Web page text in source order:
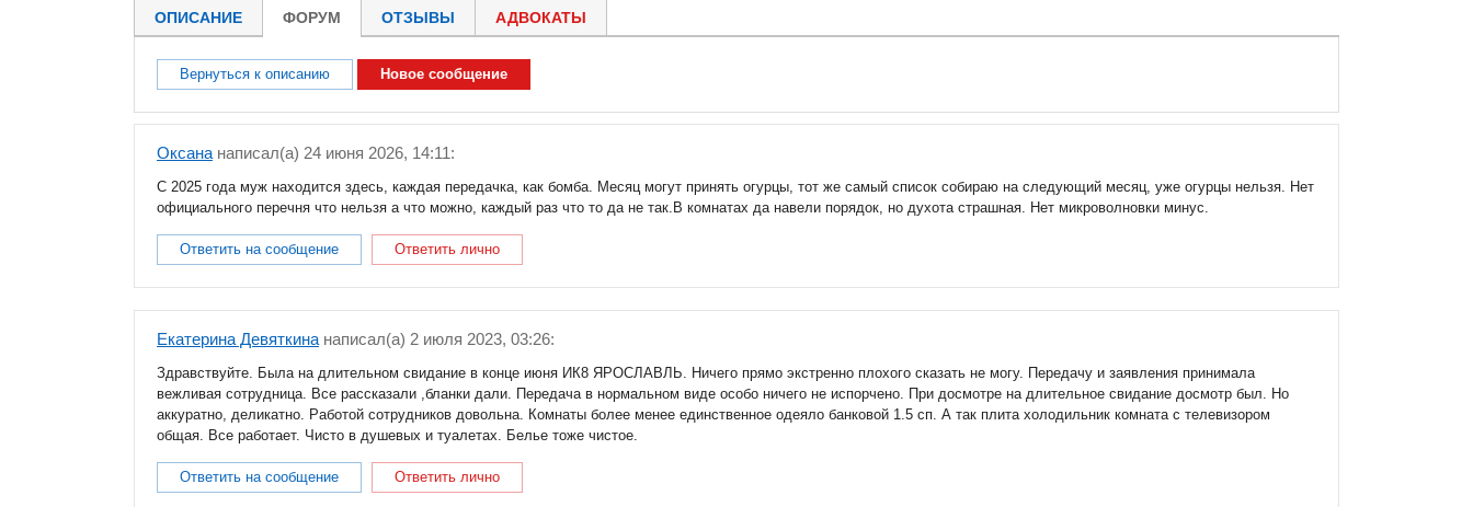
ОПИСАНИЕ ФОРУМ ОТЗЫВЫ АДВОКАТЫ
Вернуться к описанию Новое сообщение
Оксана написал(a) 24 июня 2026, 14:11:
С 2025 года муж находится здесь, каждая передачка, как бомба. Месяц могут принять огурцы, тот же самый список собираю на следующий месяц, уже огурцы нельзя. Нет
официального перечня что нельзя а что можно, каждый раз что то да не так.В комнатах да навели порядок, но духота страшная. Нет микроволновки минус.
Ответить на сообщение Ответить лично
Екатерина Девяткина написал(a) 2 июля 2023, 03:26:
Здравствуйте. Была на длительном свидание в конце июня ИК8 ЯРОСЛАВЛЬ. Ничего прямо экстренно плохого сказать не могу. Передачу и заявления принимала
вежливая сотрудница. Все рассказали ,бланки дали. Передача в нормальном виде особо ничего не испорчено. При досмотре на длительное свидание досмотр был. Но
аккуратно, деликатно. Работой сотрудников довольна. Комнаты более менее единственное одеяло банковой 1.5 сп. А так плита холодильник комната с телевизором
общая. Все работает. Чисто в душевых и туалетах. Белье тоже чистое.
Ответить на сообщение Ответить лично